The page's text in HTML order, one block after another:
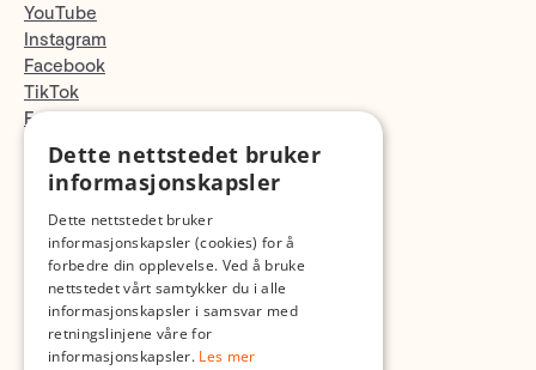
YouTube
Instagram
Facebook
TikTok
Fotopodden
Med forbehold om skrive- og lagerfeil
Dette nettstedet bruker
informasjonskapsler
Dette nettstedet bruker
informasjonskapsler (cookies) for å
forbedre din opplevelse. Ved å bruke
nettstedet vårt samtykker du i alle
informasjonskapsler i samsvar med
retningslinjene våre for
informasjonskapsler. Les mer